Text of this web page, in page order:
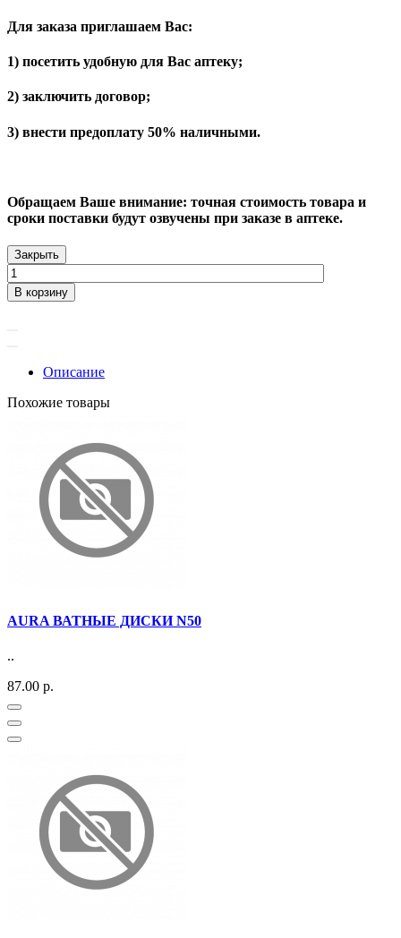
Для заказа приглашаем Вас:
1) посетить удобную для Вас аптеку;
2) заключить договор;
3) внести предоплату 50% наличными.
Обращаем Ваше внимание: точная стоимость товара и
сроки поставки будут озвучены при заказе в аптеке.
Закрыть
В корзину
Описание
Похожие товары
AURA ВАТНЫЕ ДИСКИ N50
..
87.00 р.